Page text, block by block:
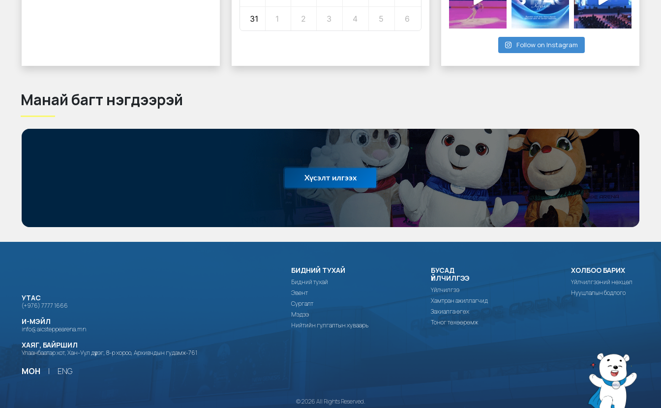
31 1 2 3 4 5 6
Follow on Instagram
Манай багт нэгдээрэй
Хүсэлт илгээх
УТАС
(+976) 7777 1666
И-МЭЙЛ
info@aicsteppearena.mn
ХАЯГ, БАЙРШИЛ
Улаанбаатар хот, Хан-Уул дүүрэг, 8-р хороо, Архивчдын гудамж-761
МОН | ENG
БИДНИЙ ТУХАЙ
Бидний тухай
Эвент
Сургалт
Мэдээ
Нийтийн гулгалтын хуваарь
БУСАД
ҮЙЛЧИЛГЭЭ
Үйлчилгээ
Хамтран ажиллагчид
Захиалга өгөх
Тоног төхөөрөмж
ХОЛБОО БАРИХ
Үйлчилгээний нөхцөл
Нууцлалын бодлого
© 2026 All Rights Reserved.